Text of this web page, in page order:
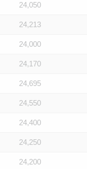
24,050
24,213
24,000
24,170
24,695
24,550
24,400
24,250
24,200